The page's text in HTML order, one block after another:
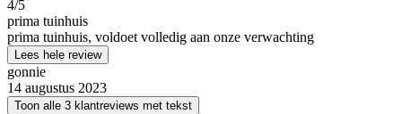
4/5
prima tuinhuis
prima tuinhuis, voldoet volledig aan onze verwachting
Lees hele review
gonnie
14 augustus 2023
Toon alle 3 klantreviews met tekst